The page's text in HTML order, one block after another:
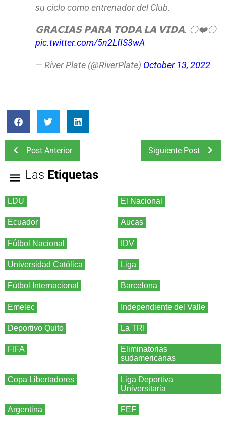
su ciclo como entrenador del Club.
𝗚𝗥𝗔𝗖𝗜𝗔𝗦 𝗣𝗔𝗥𝗔 𝗧𝗢𝗗𝗔 𝗟𝗔 𝗩𝗜𝗗𝗔. ⚪️❤️⚪️
pic.twitter.com/5n2LfIS3wA
— River Plate (@RiverPlate) October 13, 2022
Post Anterior Siguiente Post
Las Etiquetas
LDU El Nacional
Ecuador Aucas
Fútbol Nacional IDV
Universidad Católica Liga
Fútbol Internacional Barcelona
Emelec Independiente del Valle
Deportivo Quito La TRI
FIFA
Eliminatorias
sudamericanas
Copa Libertadores
Liga Deportiva
Universitaria
Argentina FEF